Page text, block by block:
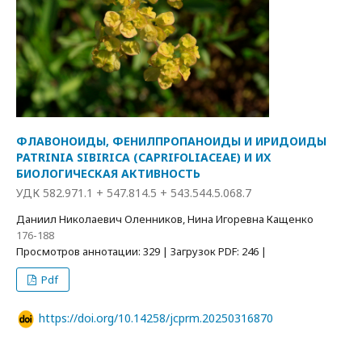
ФЛАВОНОИДЫ, ФЕНИЛПРОПАНОИДЫ И ИРИДОИДЫ
PATRINIA SIBIRICA (CAPRIFOLIACEAE) И ИХ
БИОЛОГИЧЕСКАЯ АКТИВНОСТЬ
УДК 582.971.1 + 547.814.5 + 543.544.5.068.7
Даниил Николаевич Оленников, Нина Игоревна Кащенко
176-188
Просмотров аннотации: 329 | Загрузок PDF: 246 |
Pdf
https://doi.org/10.14258/jcprm.20250316870